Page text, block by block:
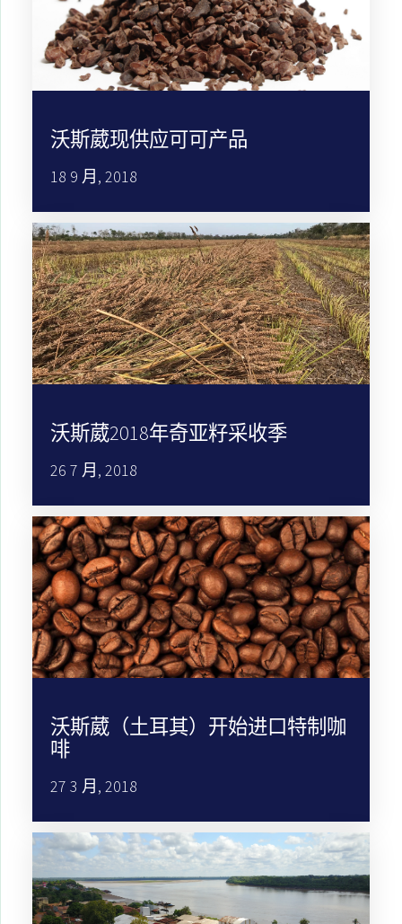
沃斯葳现供应可可产品
18 9 月, 2018
沃斯葳2018年奇亚籽采收季
26 7 月, 2018
沃斯葳（土耳其）开始进口特制咖
啡
27 3 月, 2018